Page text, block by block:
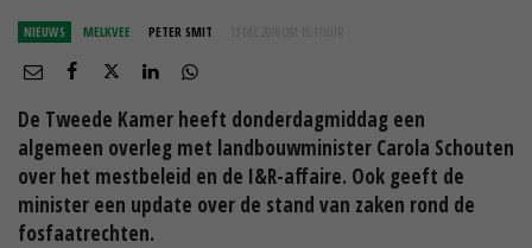
NIEUWS MELKVEE PETER SMIT 13 DEC 2018 OM 15:11
De Tweede Kamer heeft donderdagmiddag een
algemeen overleg met landbouwminister Carola Schouten
over het mestbeleid en de I&R-affaire. Ook geeft de
minister een update over de stand van zaken rond de
fosfaatrechten.